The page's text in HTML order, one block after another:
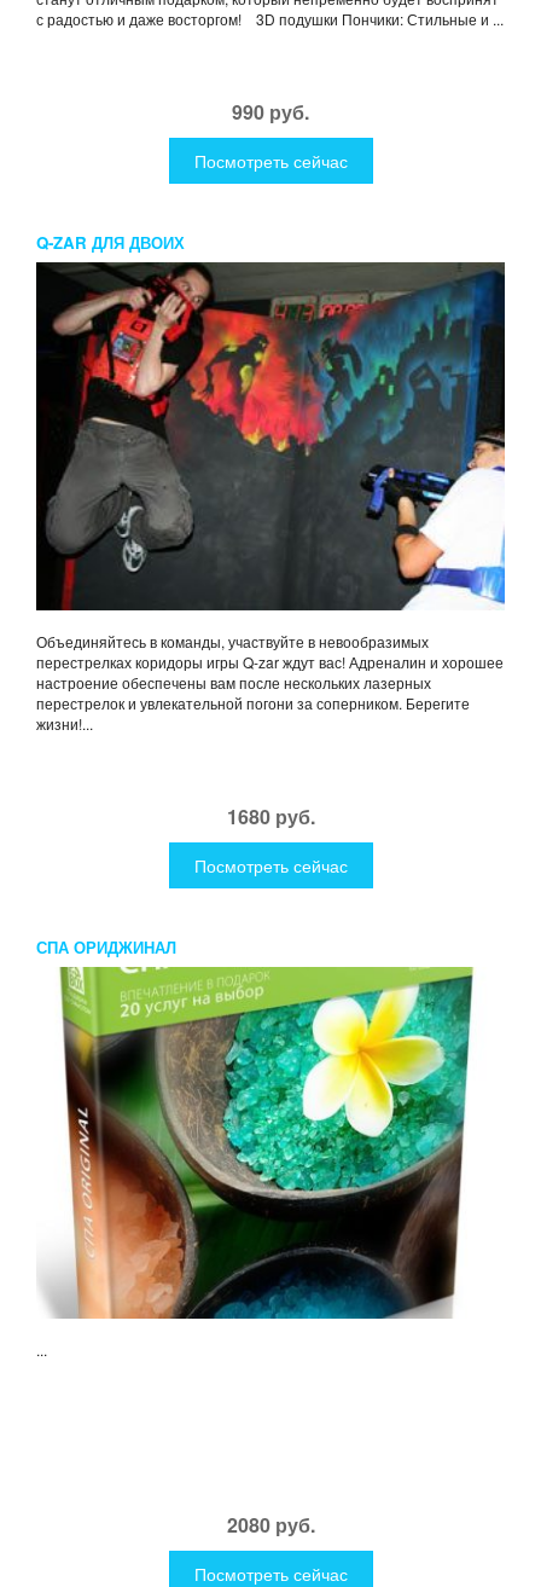
с радостью и даже восторгом! 3D подушки Пончики: Стильные и ...
990 руб.
Посмотреть сейчас
Q-ZAR ДЛЯ ДВОИХ
Объединяйтесь в команды, участвуйте в невообразимых
перестрелках коридоры игры Q-zar ждут вас! Адреналин и хорошее
настроение обеспечены вам после нескольких лазерных
перестрелок и увлекательной погони за соперником. Берегите
жизни!...
1680 руб.
Посмотреть сейчас
СПА ОРИДЖИНАЛ
...
2080 руб.
Посмотреть сейчас